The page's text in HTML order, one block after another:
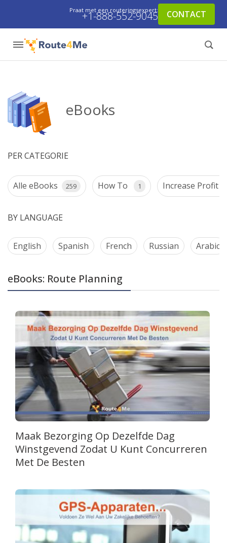
Praat met een routeringsexpert:
+1-888-552-9045 CONTACT
eBooks
PER CATEGORIE
Alle eBooks 259 How To 1 Increase Profit
BY LANGUAGE
English Spanish French Russian Arabic
eBooks: Route Planning
Maak Bezorging Op Dezelfde Dag
Winstgevend Zodat U Kunt Concurreren
Met De Besten